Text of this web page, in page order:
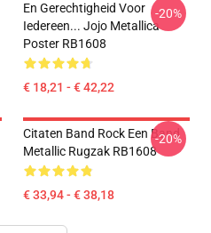
En Gerechtigheid Voor
Iedereen... Jojo Metallica
Poster RB1608
€ 18,21 - € 42,22
-20%
Citaten Band Rock Een Band
Metallic Rugzak RB1608
€ 33,94 - € 38,18
-20%